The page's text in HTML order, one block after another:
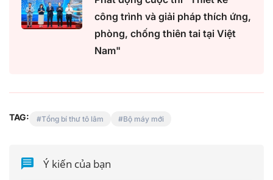
công trình và giải pháp thích ứng,
phòng, chống thiên tai tại Việt
Nam"
TAG: Tổng bí thư tô lâm Bộ máy mới
Ý kiến của bạn